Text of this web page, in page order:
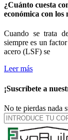
¿Cuánto cuesta
económica con los
Cuando se trata
siempre es un
acero (LSF) se
Leer más
¡Suscríbete a
No te pierdas nada